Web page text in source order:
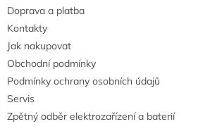
Doprava a platba
Kontakty
Jak nakupovat
Obchodní podmínky
Podmínky ochrany osobních údajů
Servis
Zpětný odběr elektrozařízení a baterií